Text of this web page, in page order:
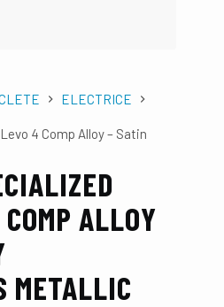
ELECTRICE
4 Comp Alloy – Satin
ALLOY
METALLIC